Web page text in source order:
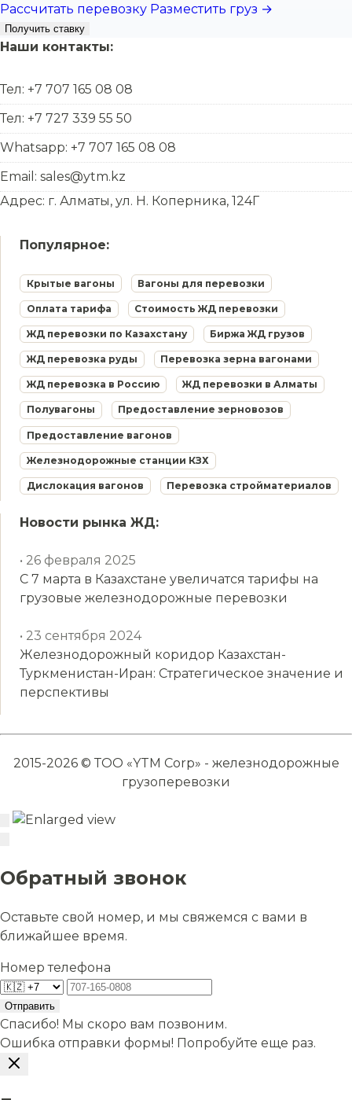
Рассчитать перевозку Разместить груз →
Получить ставку
Наши контакты:
Тел: +7 707 165 08 08
Тел: +7 727 339 55 50
Whatsapp: +7 707 165 08 08
Email: sales@ytm.kz
Адрес: г. Алматы, ул. Н. Коперника, 124Г
Популярное:
Крытые вагоны Вагоны для перевозки
Оплата тарифа Стоимость ЖД перевозки
ЖД перевозки по Казахстану Биржа ЖД грузов
ЖД перевозка руды Перевозка зерна вагонами
ЖД перевозка в Россию ЖД перевозки в Алматы
Полувагоны Предоставление зерновозов
Предоставление вагонов
Железнодорожные станции КЗХ
Дислокация вагонов Перевозка стройматериалов
Новости рынка ЖД:
• 26 февраля 2025
С 7 марта в Казахстане увеличатся тарифы на
грузовые железнодорожные перевозки
• 23 сентября 2024
Железнодорожный коридор Казахстан-
Туркменистан-Иран: Стратегическое значение и
перспективы
2015-2026 © ТОО «YTM Corp» - железнодорожные
грузоперевозки
Обратный звонок
Оставьте свой номер, и мы свяжемся с вами в
ближайшее время.
Номер телефона
Отправить
Спасибо! Мы скоро вам позвоним.
Ошибка отправки формы! Попробуйте еще раз.